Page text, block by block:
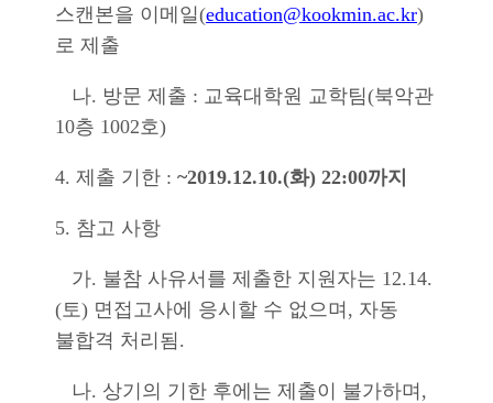
스캔본을 이메일(education@kookmin.ac.kr)
로 제출
나. 방문 제출 : 교육대학원 교학팀(북악관
10층 1002호)
4. 제출 기한 : ~2019.12.10.(화) 22:00까지
5. 참고 사항
가. 불참 사유서를 제출한 지원자는 12.14.
(토) 면접고사에 응시할 수 없으며, 자동
불합격 처리됨.
나. 상기의 기한 후에는 제출이 불가하며,